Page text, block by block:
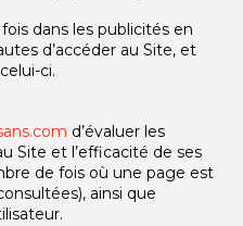
dans les publicités en
d’accéder au Site, et
ci.
d’évaluer les
Site et l’efficacité de ses
de fois où une page est
ainsi que